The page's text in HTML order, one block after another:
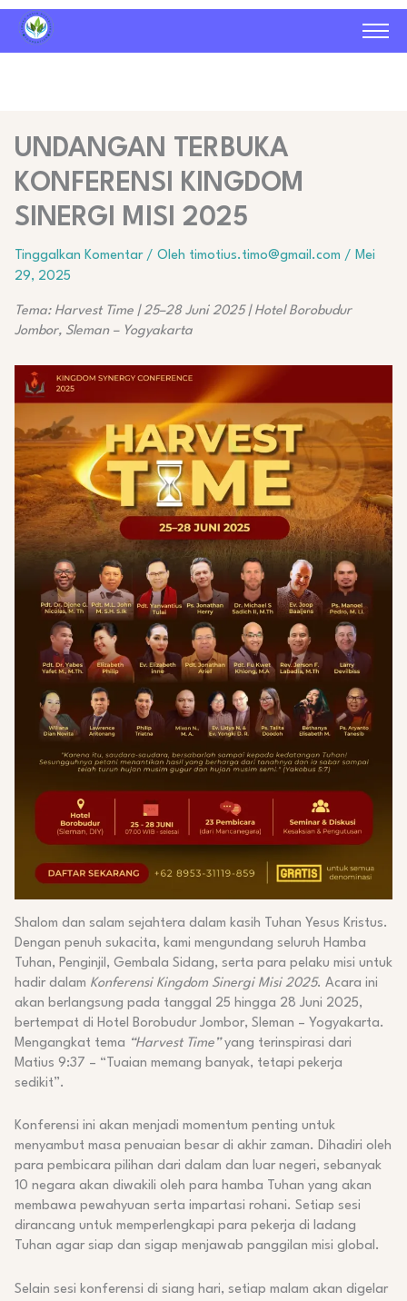
UNDANGAN TERBUKA
KONFERENSI KINGDOM
SINERGI MISI 2025
Tinggalkan Komentar / Oleh timotius.timo@gmail.com / Mei
29, 2025
Tema: Harvest Time | 25–28 Juni 2025 | Hotel Borobudur
Jombor, Sleman – Yogyakarta
Shalom dan salam sejahtera dalam kasih Tuhan Yesus Kristus.
Dengan penuh sukacita, kami mengundang seluruh Hamba
Tuhan, Penginjil, Gembala Sidang, serta para pelaku misi untuk
hadir dalam Konferensi Kingdom Sinergi Misi 2025. Acara ini
akan berlangsung pada tanggal 25 hingga 28 Juni 2025,
bertempat di Hotel Borobudur Jombor, Sleman – Yogyakarta.
Mengangkat tema “Harvest Time”yang terinspirasi dari
Matius 9:37 – “Tuaian memang banyak, tetapi pekerja
sedikit”.
Konferensi ini akan menjadi momentum penting untuk
menyambut masa penuaian besar di akhir zaman. Dihadiri oleh
para pembicara pilihan dari dalam dan luar negeri, sebanyak
10 negara akan diwakili oleh para hamba Tuhan yang akan
membawa pewahyuan serta impartasi rohani. Setiap sesi
dirancang untuk memperlengkapi para pekerja di ladang
Tuhan agar siap dan sigap menjawab panggilan misi global.
Selain sesi konferensi di siang hari, setiap malam akan digelar